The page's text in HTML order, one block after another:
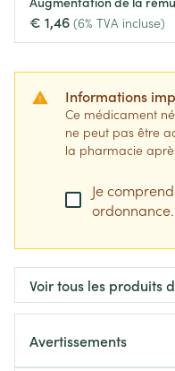
€ 1,46 (6% TVA incluse)
Informations
Ce médicament
ne peut pas être
la pharmacie
Je
ordonnance.
Voir tous les produits
Avertissements